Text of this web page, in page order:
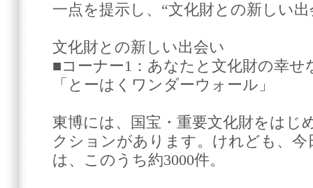
一点を提示し、“文化財との新しい
文化財との新しい出会い
■コーナー1：あなたと文化財の幸せ
「とーはくワンダーウォール」
東博には、国宝・重要文化財をはじ
クションがあります。けれども、
は、このうち約3000件。